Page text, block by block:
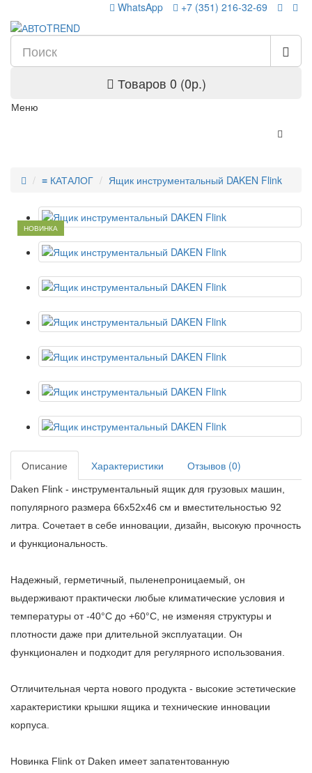
WhatsApp +7 (351) 216-32-69
Товаров 0 (0р.)
Меню
≡ КАТАЛОГ Ящик инструментальный DAKEN Flink
НОВИНКА
Описание Характеристики Отзывов (0)
Daken Flink - инструментальный ящик для грузовых машин,
популярного размера 66x52x46 см и вместительностью 92
литра. Сочетает в себе инновации, дизайн, высокую прочность
и функциональность.
Надежный, герметичный, пыленепроницаемый, он
выдерживают практически любые климатические условия и
температуры от -40°C до +60°C, не изменяя структуры и
плотности даже при длительной эксплуатации. Он
функционален и подходит для регулярного использования.
Отличительная черта нового продукта - высокие эстетические
характеристики крышки ящика и технические инновации
корпуса.
Новинка Flink от Daken имеет запатентованную